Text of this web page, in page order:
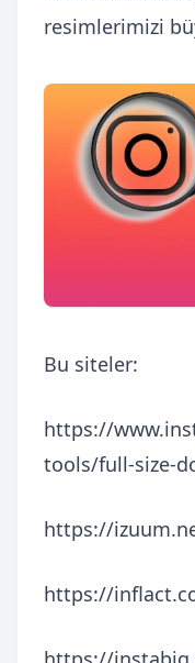
resimlerimizi
Bu siteler:
https://
tools/full-size-
https://
https://